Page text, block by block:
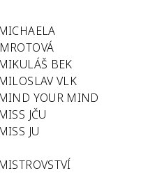
MICHAELA
MIKULÁŠ BEK
MILOSLAV VLK
MIND YOUR MIND
MISS JČU
MISS JU
MISTROVSTVÍ